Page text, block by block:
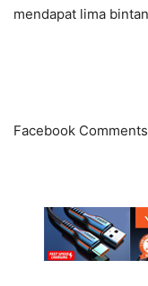
mendapat lima
Facebook Comments